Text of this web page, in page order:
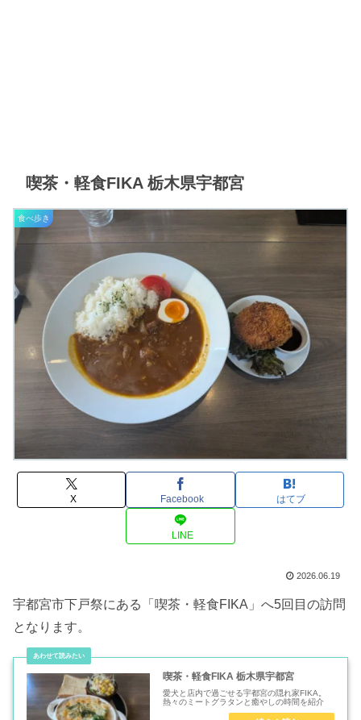
喫茶・軽食FIKA 栃木県宇都宮
食べ歩き
X Facebook はてブ
LINE
2026.06.19
宇都宮市下戸祭にある「喫茶・軽食FIKA」へ5回目の訪問
となります。
喫茶・軽食FIKA 栃木県宇都宮
愛犬と店内で過ごせる宇都宮の隠れ家FIKA。
熱々のミートグラタンと癒やしの時間を紹介